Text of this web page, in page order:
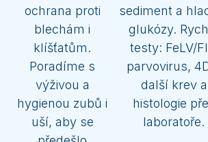
ochrana proti
blechám i
klíšťatům.
Poradíme s
výživou a
hygienou zubů i
uší, aby se
sediment a
glukózy.
testy: FeLV/
parvovirus,
další krev a
histologie
laboratoře.